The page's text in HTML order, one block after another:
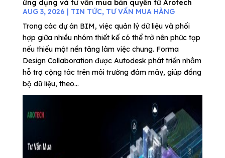
ứng dụng và tư vấn mua bản quyền từ Arotech
AUG 3, 2026 | TIN TỨC, TƯ VẤN MUA HÀNG
Trong các dự án BIM, việc quản lý dữ liệu và phối
hợp giữa nhiều nhóm thiết kế có thể trở nên phức tạp
nếu thiếu một nền tảng làm việc chung. Forma
Design Collaboration được Autodesk phát triển nhằm
hỗ trợ cộng tác trên môi trường đám mây, giúp đồng
bộ dữ liệu, theo...